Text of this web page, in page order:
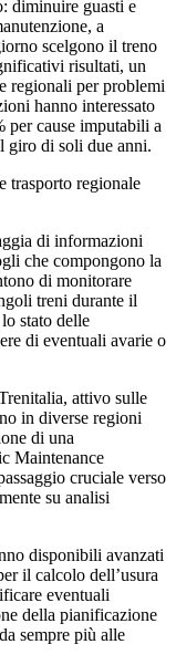
diminuire guasti e
a
scelgono il treno
risultati, un
regionali per problemi
hanno interessato
per cause imputabili a
giro di soli due anni.
trasporto regionale
di informazioni
che compongono la
di monitorare
treni durante il
stato delle
di eventuali avarie o
attivo sulle
in diverse regioni
di una
Maintenance
cruciale verso
su analisi
disponibili avanzati
il calcolo dell’usura
eventuali
della pianificazione
sempre più alle